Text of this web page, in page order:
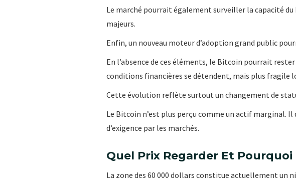
Le marché pourrait également surveiller la capacité
majeurs.
Enfin, un nouveau moteur d’adoption grand public
En l’absence de ces éléments, le Bitcoin pourrait
conditions financières se détendent, mais plus fragile
Cette évolution reflète surtout un changement de
Le Bitcoin n’est plus perçu comme un actif marginal.
d’exigence par les marchés.
Quel Prix Regarder Et Pourquoi
La zone des 60 000 dollars constitue actuellement un